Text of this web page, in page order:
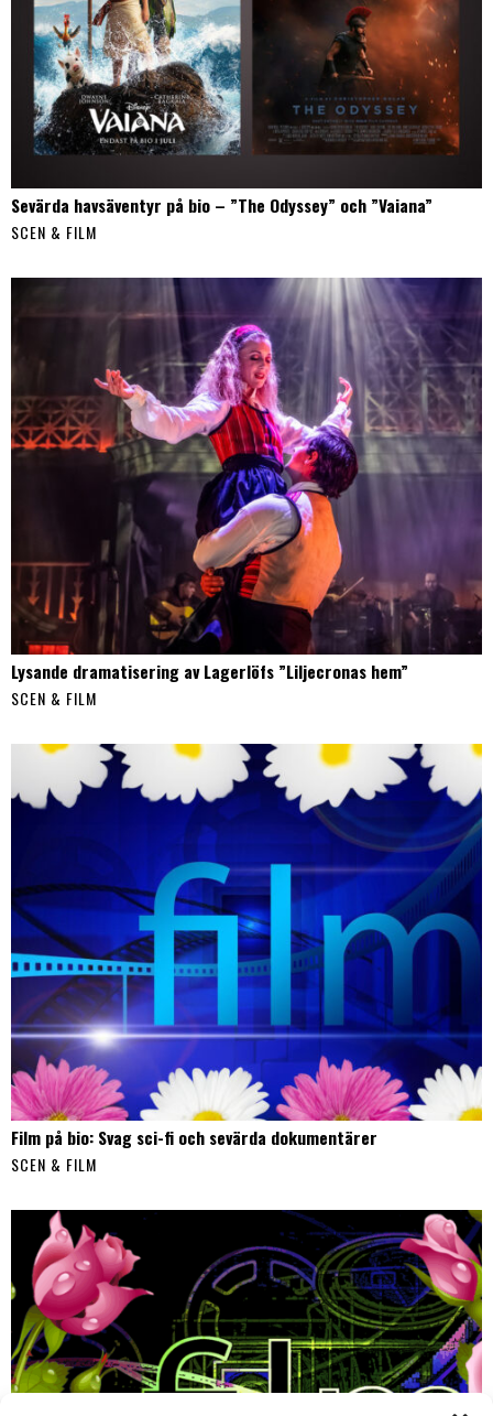
Sevärda havsäventyr på bio – ”The Odyssey” och ”Vaiana”
SCEN & FILM
Lysande dramatisering av Lagerlöfs ”Liljecronas hem”
SCEN & FILM
Film på bio: Svag sci-fi och sevärda dokumentärer
SCEN & FILM